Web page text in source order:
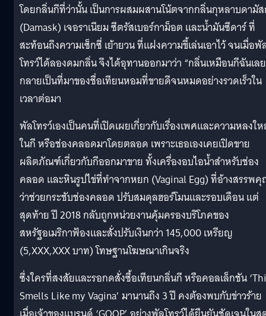
โดยกลิ่นกีที่ว่านั้น เป็นการผสมผสานโน้ตจากกลิ่นกุหลาบดามั
(Damask) เจอราเนียม ซีตรัสเบอร์กาม็อต และน้ำมันซีดาร์ ที่
สะท้อนถึงความเซ็กซี่ เย้ายวน ที่แฝงความขี้เล่นเอาไว้ จนเมื่อพั
โทรว์ได้ลองดมกลิ่น จึงได้อุทานออกมาว่า “กลิ่นเหมือนกีฉันเล
กลายเป็นที่มาของชื่อเทียนหอมที่ขายดีจนหมดอย่างรวดเร็วใน
เวลาต่อมา
พัลโทรว์เองเป็นคนที่เปิดเผยเกี่ยวกับเรื่องเพศและความหลงใ
ในกี หรือช่องคลอดมาโดยตลอด เพราะเธอเองเคยเปิดขาย
ผลิตภัณฑ์เกี่ยวกับกีออกมาขาย ทั้งเครื่องอบไอน้ำสำหรับช่อง
คลอด และหินรูปไข่ที่ทำจากหยก (Vaginal Egg) ที่อ้างสรรพ
ว่าช่วยกระชับช่องคลอด ปรับสมดุลฮอร์โมนและรอบเดือน แต่
สุดท้าย ปี 2018 กลับถูกหน่วยงานคุ้มครองบริโภคของ
สหรัฐอเมริกาฟ้องและสั่งปรับเงินกว่า 145,000 เหรียญ
(5,XXX,XXX บาท) โทษฐานโฆษณาเกินจริง
ซึ่งใครที่สงสัยและรอกดสั่งซื้อเทียนกลิ่นกี หรือคอลเล็กชัน
Smells Like my Vagina’ มานานถึง 3 ปี คงต้องพบกับข่าวร้าย